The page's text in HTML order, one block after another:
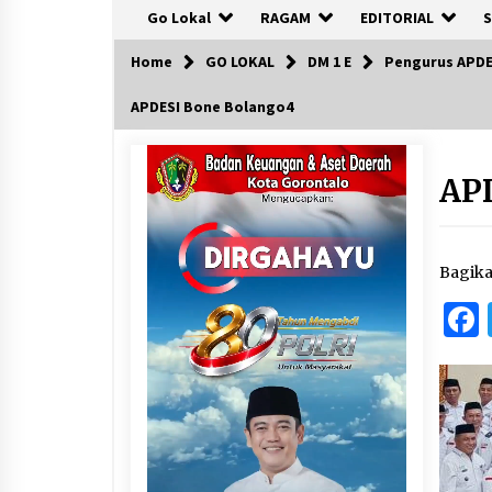
Go Lokal RAGAM EDITORIAL
Home GO LOKAL DM 1 E Pengurus
APDESI Bone Bolango4